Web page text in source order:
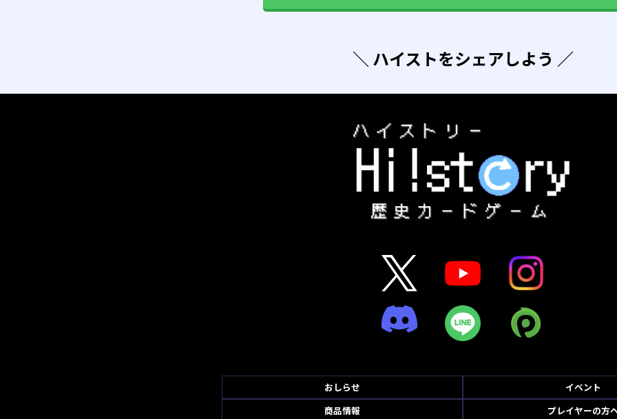
＼ ハイストをシェアしよう ／
おしらせ
イベント
商品情報
プレイヤーの方